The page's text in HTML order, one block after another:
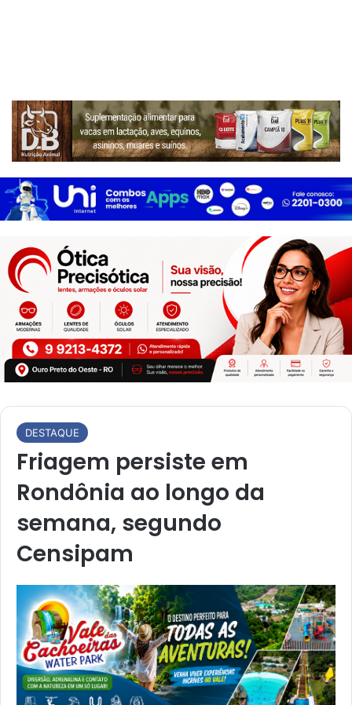
DESTAQUE
Friagem persiste em
Rondônia ao longo da
semana, segundo
Censipam